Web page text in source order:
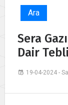
Ara
Sera
Dair
19-04-2024 -